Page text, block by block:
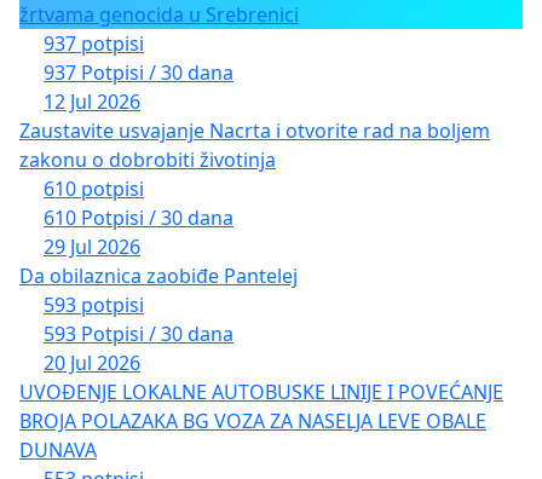
žrtvama genocida u Srebrenici
937 potpisi
937 Potpisi / 30 dana
12 Jul 2026
Zaustavite usvajanje Nacrta i otvorite rad na boljem
zakonu o dobrobiti životinja
610 potpisi
610 Potpisi / 30 dana
29 Jul 2026
Da obilaznica zaobiđe Pantelej
593 potpisi
593 Potpisi / 30 dana
20 Jul 2026
UVOĐENJE LOKALNE AUTOBUSKE LINIJE I POVEĆANJE
BROJA POLAZAKA BG VOZA ZA NASELJA LEVE OBALE
DUNAVA